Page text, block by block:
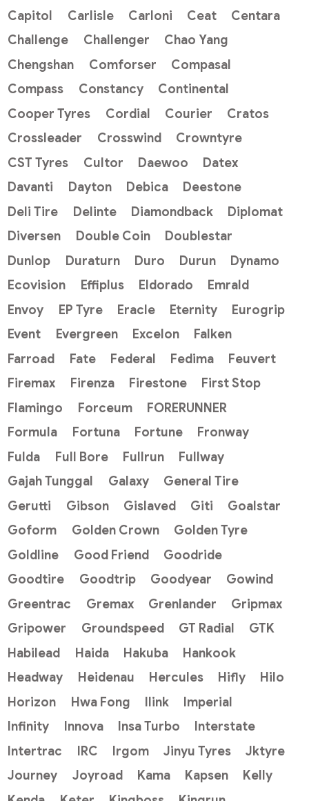
Capitol
Carlisle Carloni Ceat
Centara
Challenge
Challenger
Chao Yang
Chengshan
Comforser
Compasal
Compass
Constancy
Continental
Cooper Tyres
Cordial Courier
Cratos
Crossleader
Crosswind
Crowntyre
CST Tyres
Cultor Daewoo
Datex
Davanti
Dayton Debica
Deestone
Deli Tire
Delinte Diamondback
Diplomat
Diversen
Double Coin
Doublestar
Dunlop
Duraturn Duro Durun
Dynamo
Ecovision
Effiplus Eldorado
Emrald
Envoy
EP Tyre Eracle Eternity
Eurogrip
Event
Evergreen Excelon
Falken
Farroad
Fate Federal Fedima
Feuvert
Firemax
Firenza Firestone
First Stop
Flamingo
Forceum
FORERUNNER
Formula
Fortuna Fortune
Fronway
Fulda
Full Bore Fullrun
Fullway
Gajah Tunggal
Galaxy
General Tire
Gerutti
Gibson Gislaved Giti
Goalstar
Goform
Golden Crown
Golden Tyre
Goldline
Good Friend
Goodride
Goodtire
Goodtrip Goodyear
Gowind
Greentrac
Gremax Grenlander
Gripmax
Gripower
Groundspeed GT Radial
GTK
Habilead
Haida Hakuba
Hankook
Headway
Heidenau Hercules Hifly
Hilo
Horizon
Hwa Fong Ilink
Imperial
Infinity
Innova Insa Turbo
Interstate
Intertrac
IRC Irgom Jinyu Tyres
Jktyre
Journey
Joyroad Kama Kapsen
Kelly